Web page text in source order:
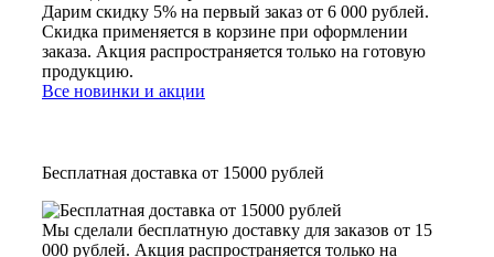
Дарим скидку 5% на первый заказ от 6 000 рублей.
Скидка применяется в корзине при оформлении
заказа. Акция распространяется только на готовую
продукцию.
Все новинки и акции
Бесплатная доставка от 15000 рублей
Мы сделали бесплатную доставку для заказов от 15
000 рублей. Акция распространяется только на